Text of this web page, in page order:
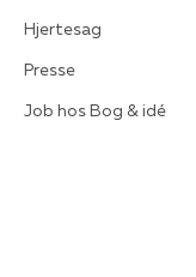
Hjertesag
Presse
Job hos Bog & idé